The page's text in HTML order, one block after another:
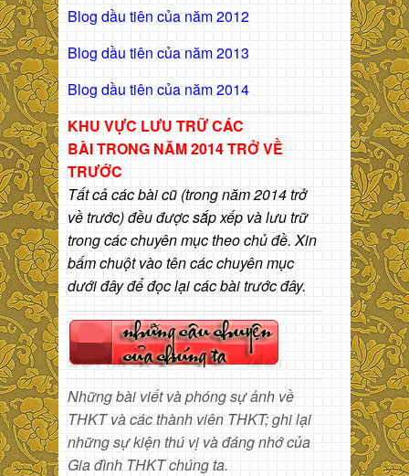
Blog dầu tiên của năm 2012
Blog dầu tiên của năm 2013
Blog dầu tiên của năm 2014
KHU VỰC LƯU TRỮ CÁC
BÀITRONG NĂM 2014 TRỞ VỀ
TRƯỚC
Tất cả các bài cũ (trong năm 2014 trở
về trước) đều được sắp xếp và lưu trữ
trong các chuyên mục theo chủ đề. Xin
bấm chuột vào tên các chuyên mục
dưới đây để đọc lại các bài trước đây.
Những bài viết và phóng sự ảnh về
THKT và các thành viên THKT; ghi lại
những sự kiện thú vị và đáng nhớ của
Gia đình THKT chúng ta.